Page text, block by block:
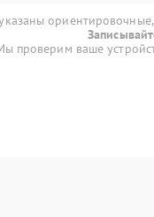
ориентировочные,
проверим ваше